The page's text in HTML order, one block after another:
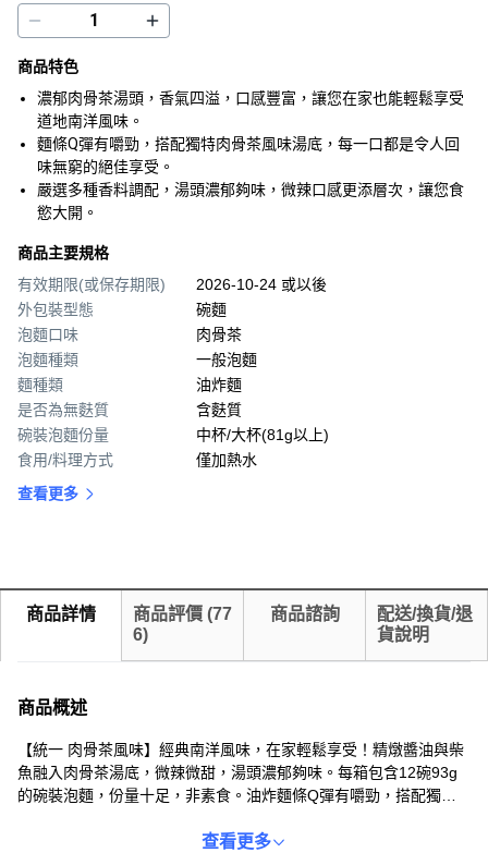
商品特色
濃郁肉骨茶湯頭，香氣四溢，口感豐富，讓您在家也能輕鬆享受
道地南洋風味。
麵條Q彈有嚼勁，搭配獨特肉骨茶風味湯底，每一口都是令人回
味無窮的絕佳享受。
嚴選多種香料調配，湯頭濃郁夠味，微辣口感更添層次，讓您食
慾大開。
商品主要規格
有效期限(或保存期限)
2026-10-24 或以後
外包裝型態
碗麵
泡麵口味
肉骨茶
泡麵種類
一般泡麵
麵種類
油炸麵
是否為無麩質
含麩質
碗裝泡麵份量
中杯/大杯(81g以上)
食用/料理方式
僅加熱水
查看更多
商品詳情 商品評價 (77
6)
商品諮詢
配送/換貨/退
貨說明
商品概述
【統一 肉骨茶風味】經典南洋風味，在家輕鬆享受！精燉醬油與柴
魚融入肉骨茶湯底，微辣微甜，湯頭濃郁夠味。每箱包含12碗93g
的碗裝泡麵，份量十足，非素食。油炸麵條Q彈有嚼勁，搭配獨特
夜、點心或正餐，統一 肉骨茶風味都是您的最佳選擇。方便快速，
查看更多